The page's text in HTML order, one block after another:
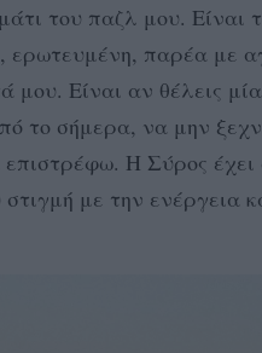
του παζλ μου. Είναι
ερωτευμένη, παρέα με
μου. Είναι αν θέλεις
το σήμερα, να μην
Η Σύρος
με την ενέργεια